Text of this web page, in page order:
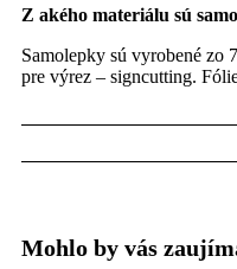
Z akého materiálu sú
Samolepky sú vyrobené zo
pre výrez – signcutting.
Mohlo by vás